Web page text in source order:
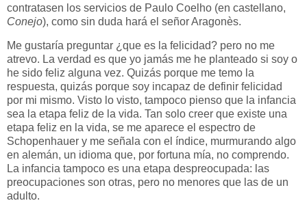
contratasen los servicios de Paulo Coelho (en castellano,
Conejo), como sin duda hará el señor Aragonès.
Me gustaría preguntar ¿que es la felicidad? pero no me
atrevo. La verdad es que yo jamás me he planteado si soy o
he sido feliz alguna vez. Quizás porque me temo la
respuesta, quizás porque soy incapaz de definir felicidad
por mi mismo. Visto lo visto, tampoco pienso que la infancia
sea la etapa feliz de la vida. Tan solo creer que existe una
etapa feliz en la vida, se me aparece el espectro de
Schopenhauer y me señala con el índice, murmurando algo
en alemán, un idioma que, por fortuna mía, no comprendo.
La infancia tampoco es una etapa despreocupada: las
preocupaciones son otras, pero no menores que las de un
adulto.